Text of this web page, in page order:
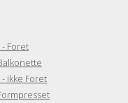
- Foret
- ikke Foret